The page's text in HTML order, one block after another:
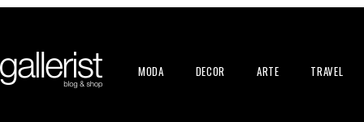
MODA DECOR ARTE TRAVEL